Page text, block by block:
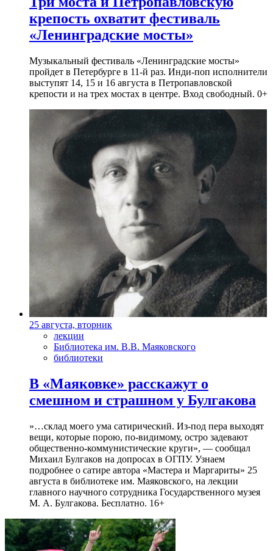
крепость охватит фестиваль
«Ленинградские мосты»
Музыкальный фестиваль «Ленинградские мосты»
пройдет в Петербурге в 11-й раз. Инди-поп исполнители
выступят 14, 15 и 16 августа в Петропавловской
крепости и на трех мостах в центре. Вход свободный. 0+
25 августа, вторник
лекции
Библиотека им. В.В. Маяковского
библиотеки
В «Маяковке» расскажут о
смешном и страшном у Булгакова
»…склад моего ума сатирический. Из-под пера выходят
вещи, которые порою, по-видимому, остро задевают
общественно-коммунистические круги», — сообщал
Михаил Булгаков на допросах в ОГПУ. Узнаем
подробнее о сатире автора «Мастера и Маргариты» 25
августа в библиотеке им. Маяковского, на лекции
главного научного сотрудника Государственного музея
М. А. Булгакова. Бесплатно. 16+